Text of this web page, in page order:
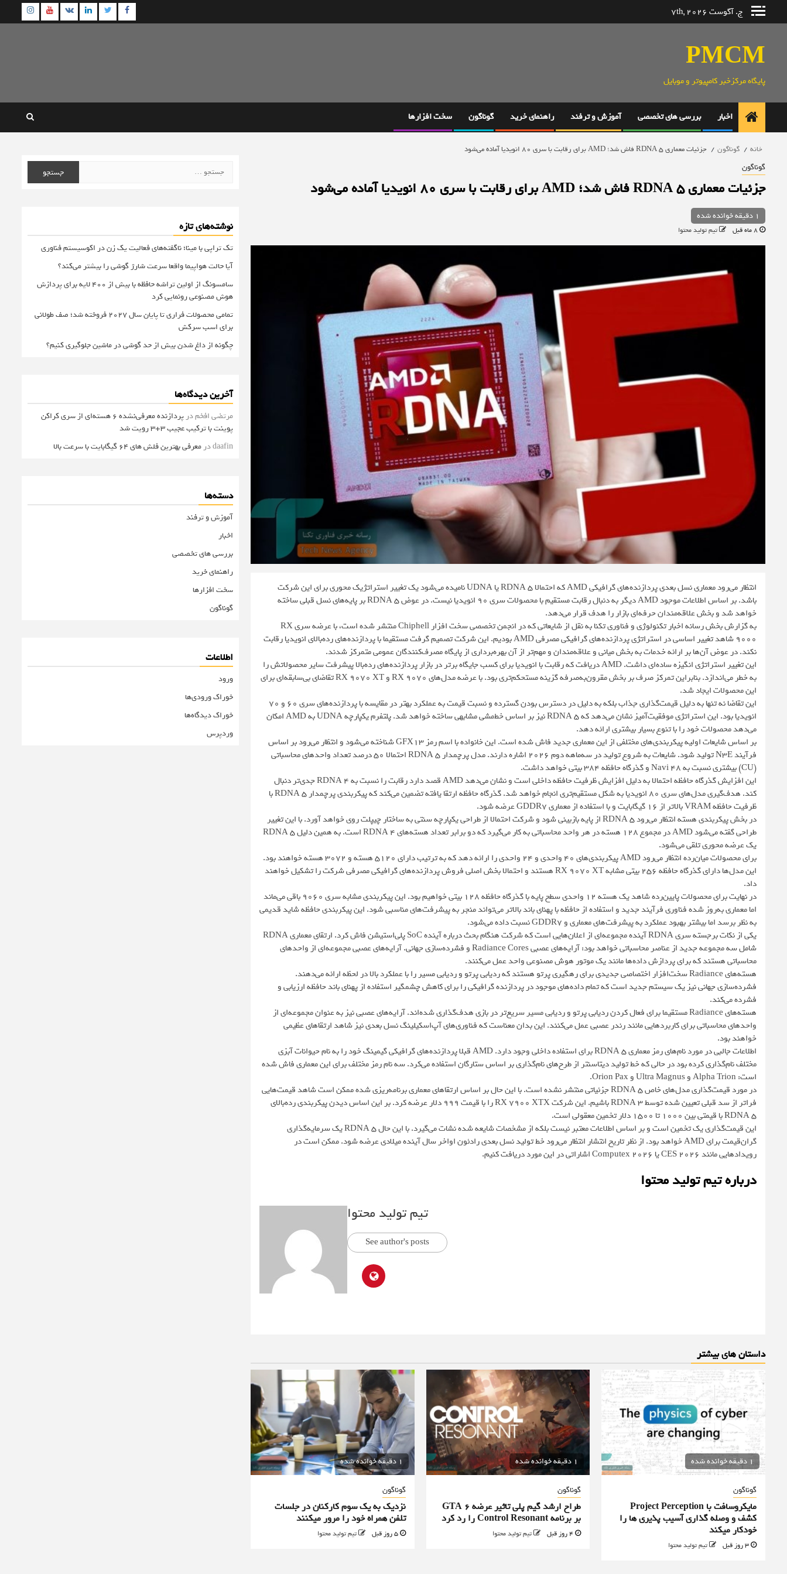
ج. آگوست 7th, 2026 Facebook
Twitter
Linkedin
VK
PMCM
پایگاه مرکزخبر کامپیوتر و موبایل
اخبار بررسی های تخصصی آموزش و ترفند راهنمای خرید گوناگون سخت افزارها
خانه گوناگون جزئیات معماری RDNA 5 فاش شد؛ AMD برای رقابت با سری ۸۰ انویدیا آماده می‌شود
گوناگون
جزئیات معماری RDNA 5 فاش شد؛ AMD برای رقابت با سری ۸۰ انویدیا آماده می‌شود
1 دقیقه خوانده شده
تیم تولید محتوا
انتظار می‌رود معماری نسل بعدی پردازنده‌های گرافیکی AMD که احتمالا RDNA 5 یا UDNA نامیده می‌شود یک تغییر استراتژیک محوری برای این شرکت
باشد. بر اساس اطلاعات موجود AMD دیگر به دنبال رقابت مستقیم با محصولات سری ۹۰ انویدیا نیست. در عوض RDNA 5 بر پایه‌های نسل قبلی ساخته
خواهد شد و بخش علاقه‌مندان حرفه‌ای بازار را هدف قرار می‌دهد.
به گزارش بخش رسانه اخبار تکنولوژی و فناوری تکنا به نقل از شایعاتی که در انجمن تخصصی سخت افزار Chiphell منتشر شده است، با عرضه سری RX
9000 شاهد تغییر اساسی در استراتژی پردازنده‌های گرافیکی مصرفی AMD بودیم. این شرکت تصمیم گرفت مستقیما با پردازنده‌های رده‌بالای انویدیا رقابت
نکند. در عوض آن‌ها بر ارائه خدمات به بخش میانی و علاقه‌مندان و مهم‌تر از آن بهره‌برداری از پایگاه مصرف‌کنندگان عمومی متمرکز شدند.
این تغییر استراتژی انگیزه ساده‌ای داشت. AMD دریافت که رقابت با انویدیا برای کسب جایگاه برتر در بازار پردازنده‌های رده‌بالا پیشرفت سایر محصولاتش را
به خطر می‌اندازد. بنابراین تمرکز صرف بر بخش مقرون‌به‌صرفه گزینه مستحکم‌تری بود. با عرضه مدل‌های RX 9070 و RX 9070 XT تقاضای بی‌سابقه‌ای برای
این محصولات ایجاد شد.
این تقاضا نه تنها به دلیل قیمت‌گذاری جذاب بلکه به دلیل در دسترس بودن گسترده و نسبت قیمت به عملکرد بهتر در مقایسه با پردازنده‌های سری ۶۰ و ۷۰
انویدیا بود. این استراتژی موفقیت‌آمیز نشان می‌دهد که RDNA 5 نیز بر اساس خط‌مشی مشابهی ساخته خواهد شد. پلتفرم یکپارچه UDNA به AMD امکان
می‌دهد محصولات خود را با تنوع بسیار بیشتری ارائه دهد.
بر اساس شایعات اولیه پیکربندی‌های مختلفی از این معماری جدید فاش شده است. این خانواده با اسم رمز GFX13 شناخته می‌شود و انتظار می‌رود بر اساس
فرآیند N3E تولید شود. شایعات به شروع تولید در سه‌ماهه دوم ۲۰۲۶ اشاره دارند. مدل پرچمدار RDNA 5 احتمالا ۵۰ درصد تعداد واحدهای محاسباتی
(CU) بیشتری نسبت به Navi 48 و گذرگاه حافظه ۳۸۴ بیتی خواهد داشت.
این افزایش گذرگاه حافظه احتمالا به دلیل افزایش ظرفیت حافظه داخلی است و نشان می‌دهد AMD قصد دارد رقابت را نسبت به RDNA 4 جدی‌تر دنبال
کند. هدف‌گیری مدل‌های سری ۸۰ انویدیا به شکل مستقیم‌تری انجام خواهد شد. گذرگاه حافظه ارتقا یافته تضمین می‌کند که پیکربندی پرچمدار RDNA 5 با
ظرفیت حافظه VRAM بالاتر از ۱۶ گیگابایت و با استفاده از معماری GDDR7 عرضه شود.
در بخش پیکربندی هسته انتظار می‌رود RDNA 5 از پایه بازبینی شود و شرکت احتمالا از طراحی یکپارچه سنتی به ساختار چیپلت روی خواهد آورد. با این تغییر
طراحی گفته می‌شود AMD در مجموع ۱۲۸ هسته در هر واحد محاسباتی به کار می‌گیرد که دو برابر تعداد هسته‌های RDNA 4 است. به همین دلیل RDNA 5
یک عرضه محوری تلقی می‌شود.
برای محصولات میان‌رده انتظار می‌رود AMD پیکربندی‌های ۴۰ واحدی و ۲۴ واحدی را ارائه دهد که به ترتیب دارای ۵۱۲۰ هسته و ۳۰۷۲ هسته خواهند بود.
این مدل‌ها دارای گذرگاه حافظه ۲۵۶ بیتی مشابه RX 9070 XT هستند و احتمالا بخش اصلی فروش پردازنده‌های گرافیکی مصرفی شرکت را تشکیل خواهند
داد.
در نهایت برای محصولات پایین‌رده شاهد یک هسته ۱۲ واحدی سطح پایه با گذرگاه حافظه ۱۲۸ بیتی خواهیم بود. این پیکربندی مشابه سری ۹۰۶۰ باقی می‌ماند
اما معماری به‌روز شده فناوری فرآیند جدید و استفاده از حافظه با پهنای باند بالاتر می‌تواند منجر به پیشرفت‌های مناسبی شود. این پیکربندی حافظه شاید قدیمی
به نظر برسد اما بیشتر بهبود عملکرد به پیشرفت‌های معماری و GDDR7 نسبت داده می‌شود.
یکی از نکات برجسته سری RDNA آینده مجموعه‌ای از اعلان‌هایی است که شرکت هنگام بحث درباره آینده SoC پلی‌استیشن فاش کرد. ارتقای معماری RDNA
شامل سه مجموعه جدید از عناصر محاسباتی خواهد بود: آرایه‌های عصبی Radiance Cores و فشرده‌سازی جهانی. آرایه‌های عصبی مجموعه‌ای از واحدهای
محاسباتی هستند که برای پردازش داده‌ها مانند یک موتور هوش مصنوعی واحد عمل می‌کنند.
هسته‌های Radiance سخت‌افزار اختصاصی جدیدی برای رهگیری پرتو هستند که ردیابی پرتو و ردیابی مسیر را با عملکرد بالا در لحظه ارائه می‌دهند.
فشرده‌سازی جهانی نیز یک سیستم جدید است که تمام داده‌های موجود در پردازنده گرافیکی را برای کاهش چشمگیر استفاده از پهنای باند حافظه ارزیابی و
فشرده می‌کند.
هسته‌های Radiance مستقیما برای فعال کردن ردیابی پرتو و ردیابی مسیر سریع‌تر در بازی هدف‌گذاری شده‌اند. آرایه‌های عصبی نیز به عنوان مجموعه‌ای از
واحدهای محاسباتی برای کاربردهایی مانند رندر عصبی عمل می‌کنند. این بدان معناست که فناوری‌های آپ‌اسکیلینگ نسل بعدی نیز شاهد ارتقاهای عظیمی
خواهند بود.
اطلاعات جالبی در مورد نام‌های رمز معماری RDNA 5 برای استفاده داخلی وجود دارد. AMD قبلا پردازنده‌های گرافیکی گیمینگ خود را به نام حیوانات آبزی
مختلف نام‌گذاری کرده بود در حالی که خط تولید دیتاسنتر از طرح‌های نام‌گذاری بر اساس ستارگان استفاده می‌کرد. سه نام رمز مختلف برای این معماری فاش شده
است: Alpha Trion و Ultra Magnus و Orion Pax.
در مورد قیمت‌گذاری مدل‌های خاص RDNA 5 جزئیاتی منتشر نشده است. با این حال بر اساس ارتقاهای معماری برنامه‌ریزی شده ممکن است شاهد قیمت‌هایی
فراتر از سد قبلی تعیین شده توسط RDNA 3 باشیم. این شرکت RX 7900 XTX را با قیمت ۹۹۹ دلار عرضه کرد. بر این اساس دیدن پیکربندی رده‌بالای
RDNA 5 با قیمتی بین ۱۰۰۰ تا ۱۵۰۰ دلار تخمین معقولی است.
این قیمت‌گذاری یک تخمین است و بر اساس اطلاعات معتبر نیست بلکه از مشخصات شایعه شده نشات می‌گیرد. با این حال RDNA 5 یک سرمایه‌گذاری
گران‌قیمت برای AMD خواهد بود. از نظر تاریخ انتشار انتظار می‌رود خط تولید نسل بعدی رادئون اواخر سال آینده میلادی عرضه شود. ممکن است در
رویدادهایی مانند CES 2026 یا Computex 2026 اشاراتی در این مورد دریافت کنیم.
درباره تیم تولید محتوا
تیم تولید محتوا
See author's posts
داستان های بیشتر
1 دقیقه خوانده شده
گوناگون
مایکروسافت با Project Perception
کشف و وصله گذاری آسیب پذیری ها را
خودکار میکند
تیم تولید محتوا
1 دقیقه خوانده شده
گوناگون
طراح ارشد گیم پلی تاثیر عرضه GTA 6
بر برنامه Control Resonant را رد کرد
4 روز قبل تیم تولید محتوا
1 دقیقه خوانده شده
گوناگون
نزدیک به یک سوم کارکنان در جلسات
تلفن همراه خود را مرور میکنند
5 روز قبل تیم تولید محتوا
برای:
نوشته‌های تازه
تک تراپی با مینا؛ ناگفته‌های فعالیت یک زن در اکوسیستم فناوری
آیا حالت هواپیما واقعا سرعت شارژ گوشی را بیشتر می‌کند؟
سامسونگ از اولین تراشه حافظه با بیش از ۴۰۰ لایه برای پردازش
هوش مصنوعی رونمایی کرد
تمامی محصولات فراری تا پایان سال ۲۰۲۷ فروخته شد؛ صف طولانی
برای اسب سرکش
چگونه از داغ شدن بیش از حد گوشی در ماشین جلوگیری کنیم؟
آخرین دیدگاه‌ها
مرتضی افخمدر
پردازنده معرفی‌نشده 6 هسته‌ای از سری کراکن
پوینت با ترکیب عجیب 3+3 رویت شد
daafinدر معرفی بهترین فلش های 64 گیگابایت با سرعت بالا
دسته‌ها
آموزش و ترفند
اخبار
بررسی های تخصصی
راهنمای خرید
سخت افزارها
گوناگون
اطلاعات
ورود
خوراک ورودی‌ها
خوراک دیدگاه‌ها
وردپرس